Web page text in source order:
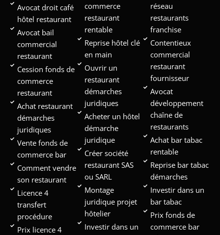
Avocat droit café
hôtel restaurant
Avocat bail
commercial
restaurant
Cession fonds de
commerce
restaurant
Achat restaurant
démarches
juridiques
Vente fonds de
commerce bar
Comment vendre
son restaurant
Licence 4
transfert
procédure
Prix licence 4
commerce
restaurant
rentable
Reprise hôtel clé
en main
Ouvrir un
restaurant
démarches
juridiques
Acheter un hôtel
démarche
juridique
Créer société
restaurant SAS
ou SARL
Montage
juridique projet
hôtelier
Investir dans un
réseau
restaurants
franchise
Contentieux
commercial
restaurant
fournisseur
Avocat
développement
chaîne de
restaurants
Achat bar tabac
rentable
Reprise bar tabac
démarches
Investir dans un
bar tabac
Prix fonds de
commerce bar